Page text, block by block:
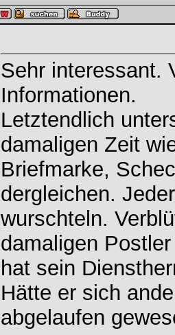
Sehr interessant.
Informationen.
Letztendlich
damaligen Zeit
Briefmarke,
dergleichen.
wurschteln.
damaligen
hat sein
Hätte er sich
abgelaufen